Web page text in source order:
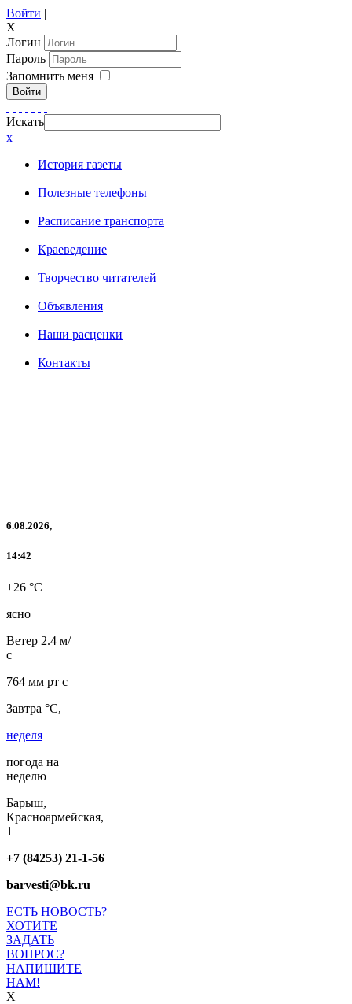
Войти |
X
Логин
Пароль
Запомнить меня
Войти
Искать
x
История газеты
|
Полезные телефоны
|
Расписание транспорта
|
Краеведение
|
Творчество читателей
|
Объявления
|
Наши расценки
|
Контакты
|
6.08.2026,
14:42
+26 °C
ясно
Ветер 2.4 м/
с
764 мм рт с
Завтра °C,
неделя
погода на
неделю
Барыш,
Красноармейская,
1
+7 (84253) 21-1-56
barvesti@bk.ru
ЕСТЬ НОВОСТЬ?
ХОТИТЕ
ЗАДАТЬ
ВОПРОС?
НАПИШИТЕ
НАМ!
X